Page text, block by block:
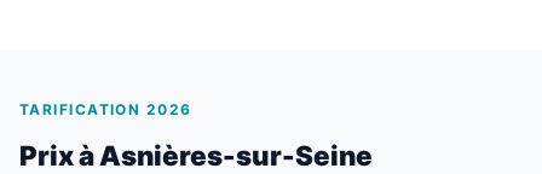
TARIFICATION 2026
Prix à Asnières-sur-Seine